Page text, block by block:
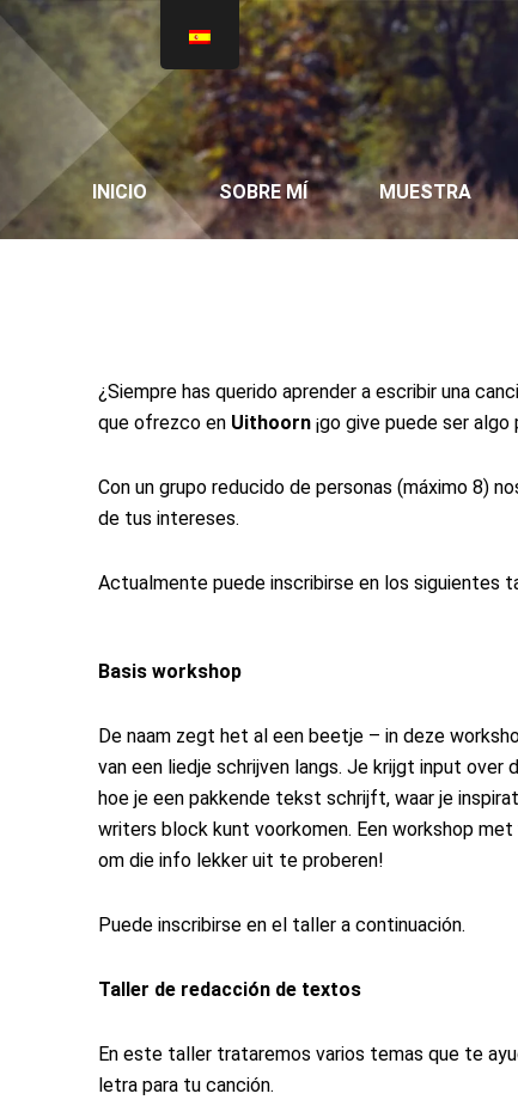
Ir
contenido
INICIO SOBRE MÍ MUESTRA
¿Siempre has querido aprender a escribir una
que ofrezco en Uithoorn ¡go give puede ser algo
Con un grupo reducido de personas (máximo 8)
de tus intereses.
Actualmente puede inscribirse en los siguientes
Basis workshop
De naam zegt het al een beetje – in deze
van een liedje schrijven langs. Je krijgt input over
hoe je een pakkende tekst schrijft, waar je
writers block kunt voorkomen. Een workshop
om die info lekker uit te proberen!
Puede inscribirse en el taller a continuación.
Taller de redacción de textos
En este taller trataremos varios temas que te
letra para tu canción.